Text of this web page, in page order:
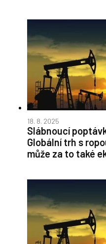
18. 8. 2025
Slábnoucí
Globální trh s
může za to také